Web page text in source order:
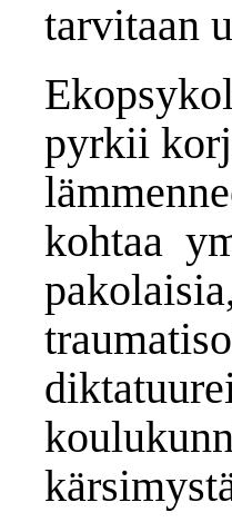
tarvitaan
pyrkii
kohtaa